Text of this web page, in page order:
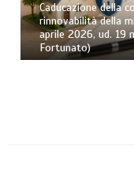
Caducazione della
rinnovabilità della
aprile 2026, ud. 19
Fortunato)